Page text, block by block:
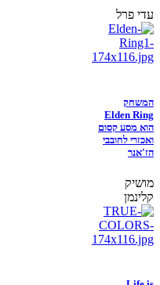
עדי פרל
המשחק
Elden Ring
הוא מסע קסום
ואכזרי לחובבי
הז'אנר
מושיק
קלינמן